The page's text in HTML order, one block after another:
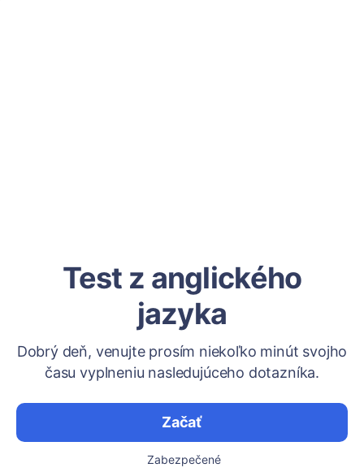
Test z anglického
jazyka
Dobrý deň, venujte prosím niekoľko minút svojho
času vyplneniu nasledujúceho dotazníka.
Začať
Zabezpečené